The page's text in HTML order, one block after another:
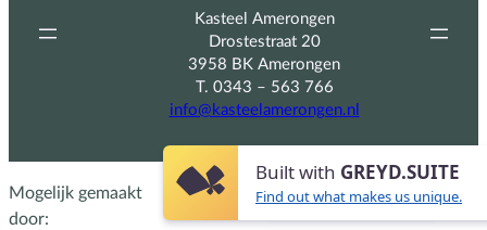
Kasteel Amerongen
Drostestraat 20
3958 BK Amerongen
T. 0343 – 563 766
info@kasteelamerongen.nl
Mogelijk gemaakt
door:
Built with GREYD.SUITE
Find out what makes us unique.